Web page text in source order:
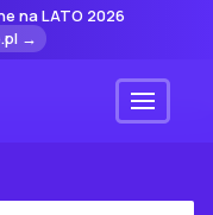
na LATO 2026
→
Menu